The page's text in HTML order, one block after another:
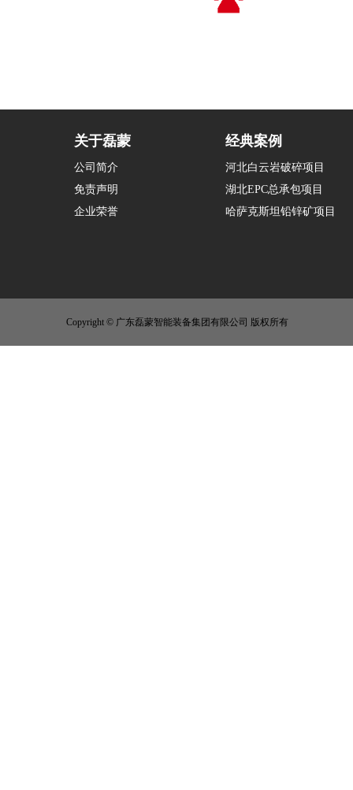
关于磊蒙
公司简介
免责声明
企业荣誉
经典案例
河北白云岩破碎项目
湖北EPC总承包项目
哈萨克斯坦铅锌矿项目
Copyright © 广东磊蒙智能装备集团有限公司 版权所有